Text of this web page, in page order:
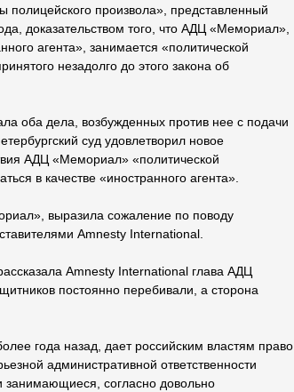
полицейского произвола», представленный
доказательством того, что АДЦ «Мемориал»,
агента», занимается «политической
незадолго до этого закона об
оба дела, возбужденных против нее с подачи
суд удовлетворил новое
АДЦ «Мемориал» «политической
в качестве «иностранного агента».
выразила сожаление по поводу
Amnesty International.
Amnesty International глава АДЦ
постоянно перебивали, а сторона
года назад, дает российским властям право
административной ответственности
согласно довольно